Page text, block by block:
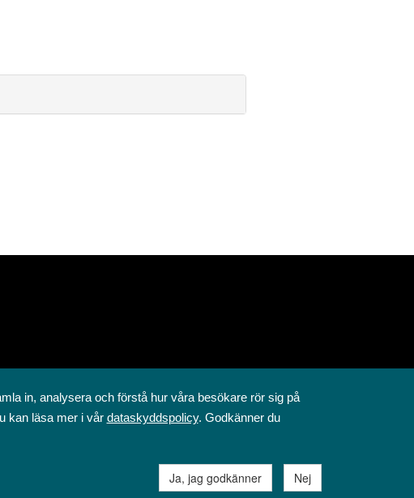
in, analysera och förstå hur våra besökare rör sig på
kan läsa mer i vår dataskyddspolicy. Godkänner du
Ja, jag godkänner Nej